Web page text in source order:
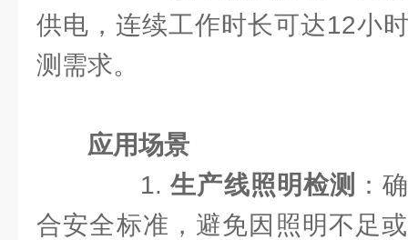
供电，连续工作时长可达12小
测需求。
应用场景
1.生产线照明检测 ：
合安全标准，避免因照明不足